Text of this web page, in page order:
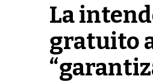
La
gratuito